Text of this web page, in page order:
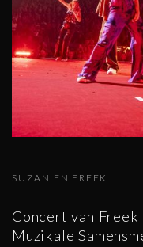
SUZAN EN FREEK
Concert van Freek
Muzikale